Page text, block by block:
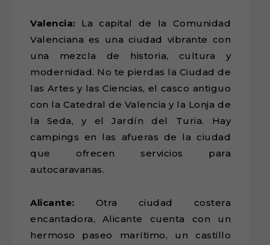
Valencia: La capital de la Comunidad
Valenciana es una ciudad vibrante con
una mezcla de historia, cultura y
modernidad. No te pierdas la Ciudad de
las Artes y las Ciencias, el casco antiguo
con la Catedral de Valencia y la Lonja de
la Seda, y el Jardín del Turia. Hay
campings en las afueras de la ciudad
que ofrecen servicios para
autocaravanas.
Alicante: Otra ciudad costera
encantadora, Alicante cuenta con un
hermoso paseo marítimo, un castillo